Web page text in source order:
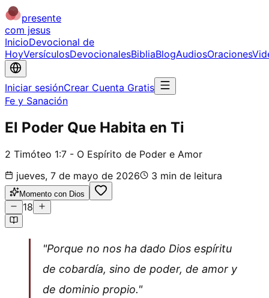
presente
com jesus
InicioDevocional de
HoyVersículosDevocionalesBibliaBlogAudiosOraciones
Iniciar sesiónCrear Cuenta Gratis
Fe y Sanación
El Poder Que Habita en Ti
2 Timóteo 1:7 - O Espírito de Poder e Amor
jueves, 7 de mayo de 2026
3 min de leitura
Momento con Dios
18
"Porque no nos ha dado Dios espíritu
de cobardía, sino de poder, de amor y
de dominio propio."